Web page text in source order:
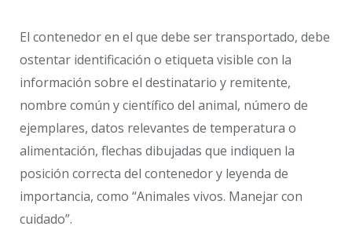
El contenedor en el que debe ser transportado, debe
ostentar identificación o etiqueta visible con la
información sobre el destinatario y remitente,
nombre común y científico del animal, número de
ejemplares, datos relevantes de temperatura o
alimentación, flechas dibujadas que indiquen la
posición correcta del contenedor y leyenda de
importancia, como “Animales vivos. Manejar con
cuidado”.